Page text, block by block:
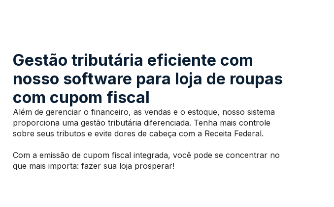
Gestão tributária eficiente com
nosso software para loja de roupas
com cupom fiscal
Além de gerenciar o financeiro, as vendas e o estoque, nosso sistema
proporciona uma gestão tributária diferenciada. Tenha mais controle
sobre seus tributos e evite dores de cabeça com a Receita Federal.
Com a emissão de cupom fiscal integrada, você pode se concentrar no
que mais importa: fazer sua loja prosperar!